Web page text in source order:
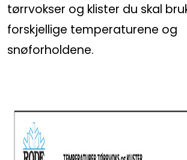
tørrvokser og klister du skal
forskjellige temperaturene og
snøforholdene.